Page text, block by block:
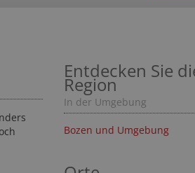
Entdecken Sie
Region
In der Umgebung
Bozen und Umgebung